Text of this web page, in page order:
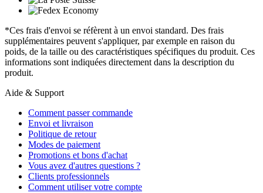
*Ces frais d'envoi se réfèrent à un envoi standard. Des frais
supplémentaires peuvent s'appliquer, par exemple en raison du
poids, de la taille ou des caractéristiques spécifiques du produit. Ces
informations sont indiquées directement dans la description du
produit.
Aide & Support
Comment passer commande
Envoi et livraison
Politique de retour
Modes de paiement
Promotions et bons d'achat
Vous avez d'autres questions ?
Clients professionnels
Comment utiliser votre compte